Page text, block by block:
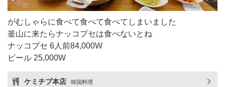
がむしゃらに食べて食べて食べてしまいました
釜山に来たらナッコプセは食べないとね
ナッコプセ 6人前84,000W
ビール 25,000W
ケミチブ本店 韓国料理